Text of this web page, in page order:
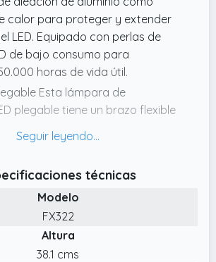
calor para proteger y extender
LED. Equipado con perlas de
de bajo consumo para
horas de vida útil.
Esta lámpara de
plegable tiene un brazo flexible
a cualquier ángulo para una
un pequeño espacio en la
puede iluminar un área grande.
inalámbrico y puerto de carga
de escritorio LED
tiene un puerto de carga USB
técnicas
Modelo
FX322
Altura
38.1 cms